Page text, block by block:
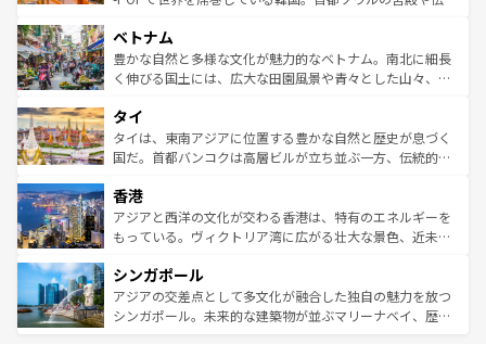
参照してほしい。
容にもいいと評判のスイーツなど、バラエティ豊かな料理
が味わえる。 なお、新着の台湾情報は コンテンツ一覧を参
照してほしい。
き、地方に足を延ばせば四季折々の自然美を楽しむことが
できる。そして、キムチや焼肉、絶品のストリートフード
まで、さまざまな韓国料理が待っている。夜には、韓国な
リティに包まれながら、韓国の多彩な魅力を心ゆくまで味
わってみてほしい。 なお、新着の韓国情報はコンテンツ一
覧を参照してほしい。
ベトナム
豊かな自然と多様な文化が魅力的なベトナム。南北に細長
く伸びる国土には、広大な田園風景や青々とした山々、世
急速な発展と共に伝統が息づく。ハノイの古い町並みやホ
ーチミン市のフランス統治時代の建物も、独特の雰囲気を
醸し出している。また、バラエティの豊かさとおいしさで
とつ。フォーやバインミー、ベトナムコーヒーなどは、ぜ
ひ現地で味わいたい。どの地域を訪れてもあたたかい人々
が旅行者を迎えてくれるので、きっと忘れられない旅にな
参照してほしい。
タイ
タイは、東南アジアに位置する豊かな自然と歴史が息づく
国だ。首都バンコクは高層ビルが立ち並ぶ一方、伝統的な
の活気が交差している。北部ではチェンマイなどの山岳地
帯で自然と触れ合い、南部ではプーケットやクラビの美し
いビーチでリゾート気分を楽しむことができる。タイ料理
激する。気候は一年中温暖で、どの季節にも異なる楽しみ
が待っている。親しみやすいタイの人々、仏教を中心とし
た文化、そして多様な観光資源が、訪れる旅人を魅了し続
香港
アジアと西洋の文化が交わる香港は、特有のエネルギーを
もっている。ヴィクトリア湾に広がる壮大な景色、近未来
み、どこを訪れても感動するはず。観光スポットが密集し
ており、効率よく見どころを回れるのも魅力。息をのむよ
うな絶景から文化的な体験まで、香港を存分に楽しみ尽く
シンガポール
アジアの交差点として多文化が融合した独自の魅力を放つ
シンガポール。未来的な建築物が並ぶマリーナベイ、歴史